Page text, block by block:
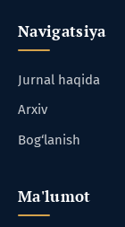
Navigatsiya
Jurnal haqida
Arxiv
Bog‘lanish
Ma'lumot